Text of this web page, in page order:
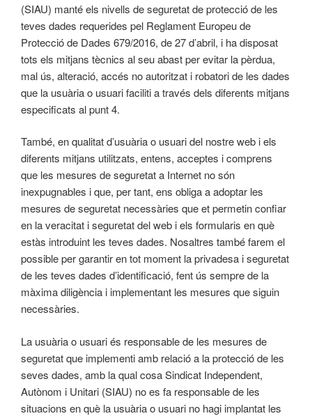
(SIAU) manté els nivells de seguretat de protecció de les
teves dades requerides pel Reglament Europeu de
Protecció de Dades 679/2016, de 27 d’abril, i ha disposat
tots els mitjans tècnics al seu abast per evitar la pèrdua,
mal ús, alteració, accés no autoritzat i robatori de les dades
que la usuària o usuari faciliti a través dels diferents mitjans
especificats al punt 4.
També, en qualitat d’usuària o usuari del nostre web i els
diferents mitjans utilitzats, entens, acceptes i comprens
que les mesures de seguretat a Internet no són
inexpugnables i que, per tant, ens obliga a adoptar les
mesures de seguretat necessàries que et permetin confiar
en la veracitat i seguretat del web i els formularis en què
estàs introduint les teves dades. Nosaltres també farem el
possible per garantir en tot moment la privadesa i seguretat
de les teves dades d’identificació, fent ús sempre de la
màxima diligència i implementant les mesures que siguin
necessàries.
La usuària o usuari és responsable de les mesures de
seguretat que implementi amb relació a la protecció de les
seves dades, amb la qual cosa Sindicat Independent,
Autònom i Unitari (SIAU) no es fa responsable de les
situacions en què la usuària o usuari no hagi implantat les